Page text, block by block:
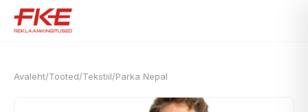
Avaleht/Tooted/Tekstiil/Parka Nepal